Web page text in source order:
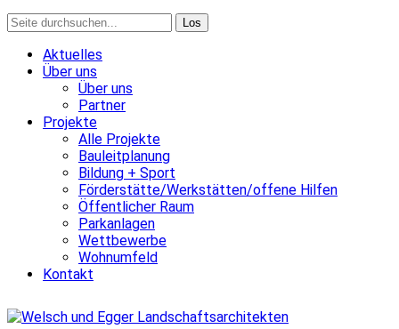
Aktuelles
Über uns
Über uns
Partner
Projekte
Alle Projekte
Bauleitplanung
Bildung + Sport
Förderstätte/Werkstätten/offene Hilfen
Öffentlicher Raum
Parkanlagen
Wettbewerbe
Wohnumfeld
Kontakt